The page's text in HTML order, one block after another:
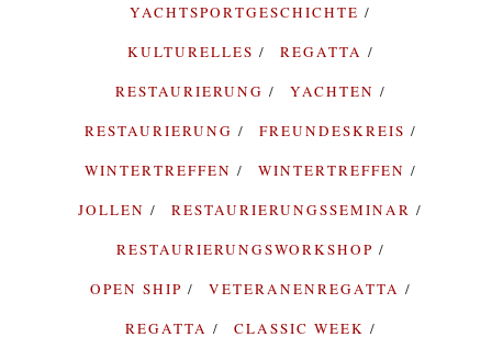
YACHTSPORTGESCHICHTE
KULTURELLES
REGATTA
RESTAURIERUNG
YACHTEN
RESTAURIERUNG
FREUNDESKREIS
WINTERTREFFEN
WINTERTREFFEN
JOLLEN
RESTAURIERUNGSSEMINAR
RESTAURIERUNGSWORKSHOP
OPEN SHIP
VETERANENREGATTA
REGATTA
CLASSIC WEEK